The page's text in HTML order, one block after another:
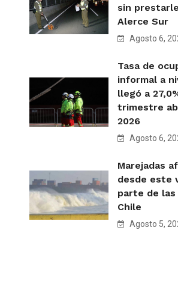
sin
Alerce Sur
Agosto 6,
Tasa de
informal a
llegó a
trimestre
2026
Agosto 6,
Marejadas
desde este
parte de
Chile
Agosto 5,